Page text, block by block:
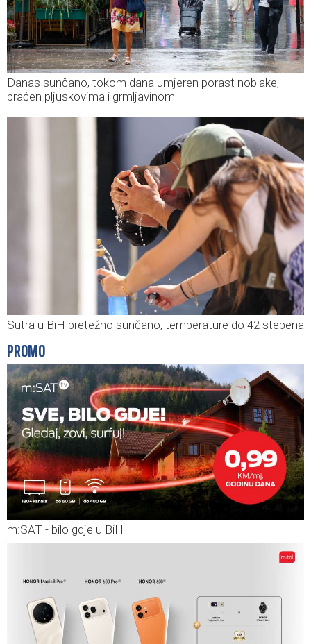
Danas sunčano, tokom dana umjeren porast noblake,
praćen pljuskovima i grmljavinom
Sutra u BiH pretežno sunčano, temperature do 42 stepena
PROMO
m:SAT - bilo gdje u BiH